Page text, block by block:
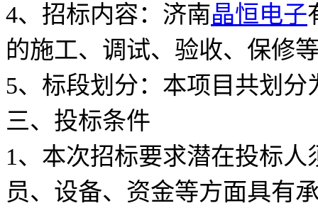
4、招标内容：济南晶恒电子
的施工、调试、验收、保修
5、标段划分：本项目共划分
三、投标条件
1、本次招标要求潜在投标
员、设备、资金等方面具有